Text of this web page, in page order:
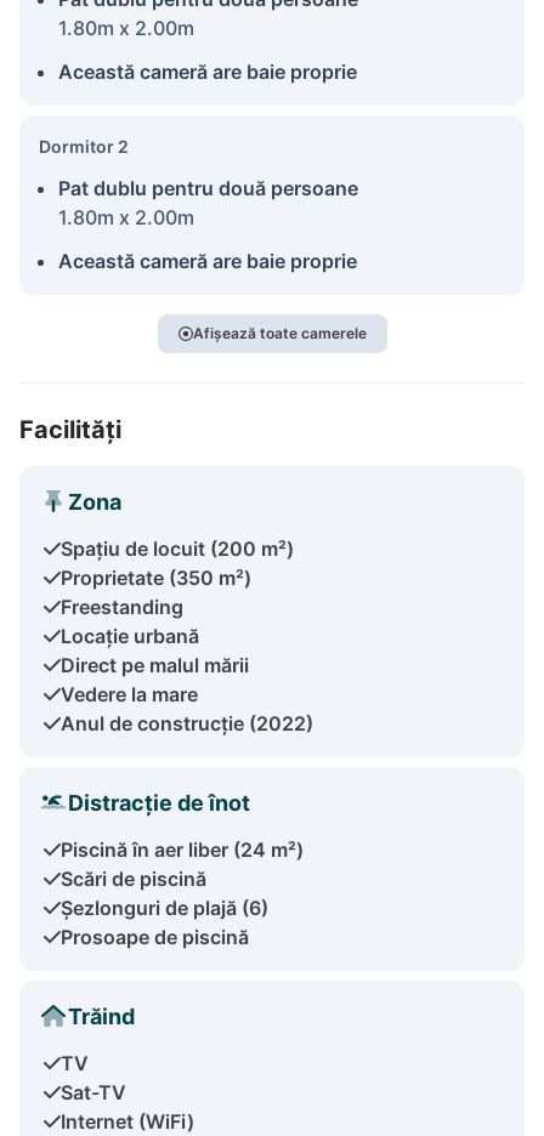
1.80m x 2.00m
Această cameră are baie proprie
Dormitor 2
Pat dublu pentru două persoane
1.80m x 2.00m
Această cameră are baie proprie
Afișează toate camerele
Facilități
Zona
Spațiu de locuit (200 m²)
Proprietate (350 m²)
Freestanding
Locație urbană
Direct pe malul mării
Vedere la mare
Anul de construcție (2022)
Distracție de înot
Piscină în aer liber (24 m²)
Scări de piscină
Șezlonguri de plajă (6)
Prosoape de piscină
Trăind
TV
Sat-TV
Internet (WiFi)